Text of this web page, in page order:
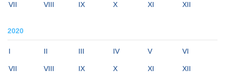
VII VIII IX X XI XII
2020
I II III IV V VI
VII VIII IX X XI XII